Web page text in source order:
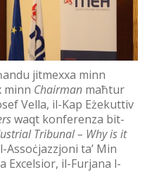
jitmexxa minn
minn Chairman maħtur
Vella, il-Kap Eżekuttiv
waqt konferenza bit-
Tribunal – Why is it
ta’ Min
Excelsior, il-Furjana l-